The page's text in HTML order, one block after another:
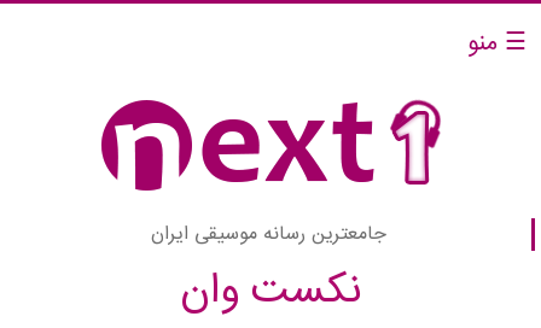
☰ منو
جامعترین رسانه موسیقی ایران
نکست وان